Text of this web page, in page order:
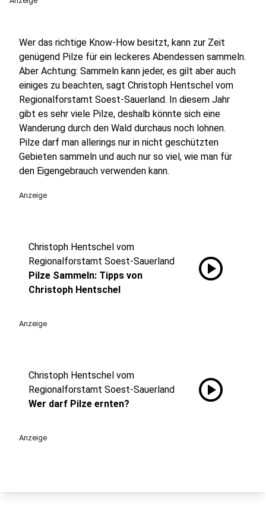
Wer das richtige Know-How besitzt, kann zur Zeit
genügend Pilze für ein leckeres Abendessen sammeln.
Aber Achtung: Sammeln kann jeder, es gilt aber auch
einiges zu beachten, sagt Christoph Hentschel vom
Regionalforstamt Soest-Sauerland. In diesem Jahr
gibt es sehr viele Pilze, deshalb könnte sich eine
Wanderung durch den Wald durchaus noch lohnen.
Pilze darf man allerings nur in nicht geschützten
Gebieten sammeln und auch nur so viel, wie man für
den Eigengebrauch verwenden kann.
Anzeige
Christoph Hentschel vom
Regionalforstamt Soest-Sauerland
Pilze Sammeln: Tipps von
Christoph Hentschel
play_circle
Anzeige
Christoph Hentschel vom
Regionalforstamt Soest-Sauerland
Wer darf Pilze ernten?
play_circle
Anzeige